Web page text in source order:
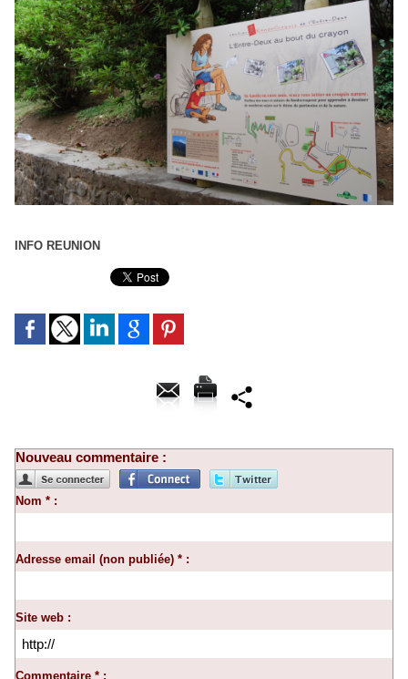
INFO REUNION
Nouveau commentaire :
Nom * :
Adresse email (non publiée) * :
Site web :
Commentaire * :